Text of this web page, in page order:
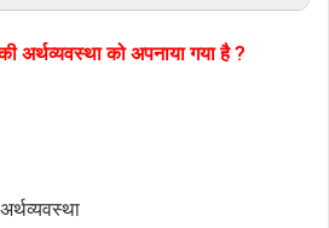
अर्थव्यवस्था को अपनाया गया है ?